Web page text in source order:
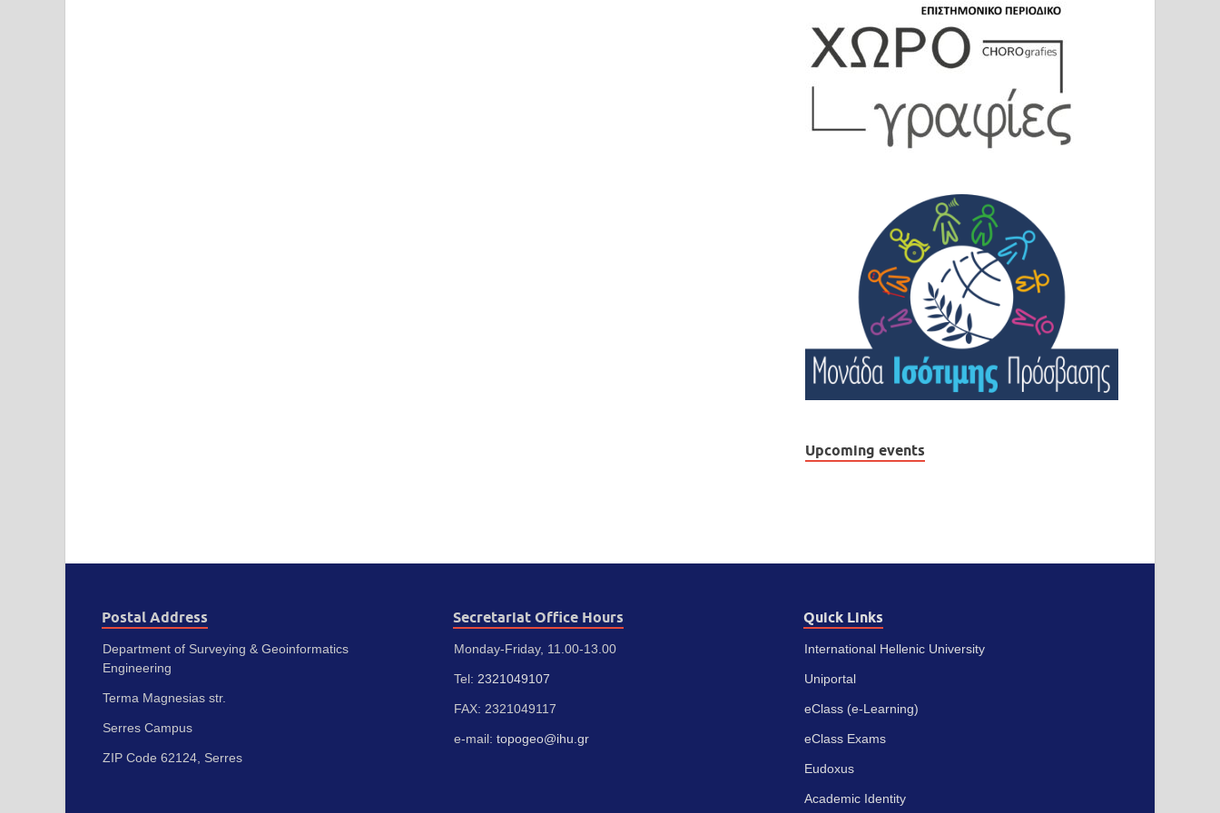
Upcoming events
Postal Address
Department of Surveying & Geoinformatics
Engineering
Terma Magnesias str.
Serres Campus
ZIP Code 62124, Serres
Secretariat Office Hours
Monday-Friday, 11.00-13.00
Tel: 2321049107
FAX: 2321049117
e-mail: topogeo@ihu.gr
Quick Links
International Hellenic University
Uniportal
eClass (e-Learning)
eClass Exams
Eudoxus
Academic Identity